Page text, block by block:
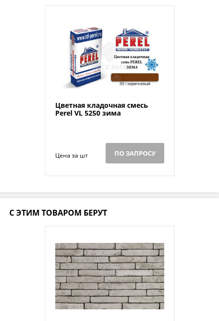
Цветная кладочная смесь
Perel VL 5250 зима
Цена за шт ПО ЗАПРОСУ
С ЭТИМ ТОВАРОМ БЕРУТ